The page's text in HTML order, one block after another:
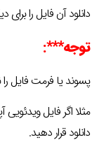
دانلود آن فایل را برای
توجه***:
پسوند یا فرمت فایل را
دانلود قرار دهید.